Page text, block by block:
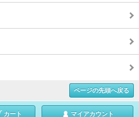
ページの先頭へ戻る
カート マイアカウント